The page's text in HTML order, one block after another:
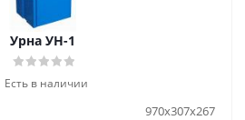
Урна УН-1
Есть в наличии
970х307х267